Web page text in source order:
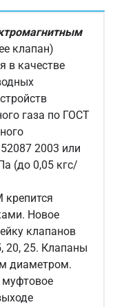
клапан)
в качестве
газа по ГОСТ
2003 или
(до 0,05 кгс/
Новое
клапанов
20, 25. Клапаны
диаметром.
муфтовое